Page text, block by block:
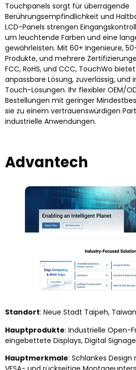
Touchpanels sorgt für überragende
Berührungsempfindlichkeit und
LCD-Panels strengen
um leuchtende Farben und eine
gewährleisten. Mit 60+ Ingenieure,
Produkte, und mehrere
FCC, RoHS, und CCC, TouchWo
anpassbare Lösung, zuverlässig, und
Touch-Lösungen. Ihr flexibler OEM/
Bestellungen mit geringer
sie zu einem vertrauenswürdigen
industrielle Anwendungen.
Advantech
Standort: Neue Stadt Taipeh, Taiwan
Hauptprodukte: Industrielle Open-
eingebettete Displays, Digital
Hauptmerkmale: Schlankes